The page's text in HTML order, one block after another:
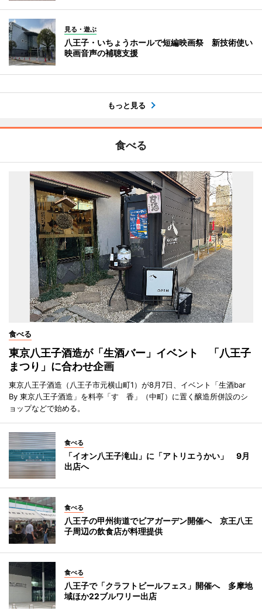
見る・遊ぶ
八王子・いちょうホールで短編映画祭 新技術使い
映画音声の補聴支援
もっと見る
食べる
食べる
東京八王子酒造が「生酒バー」イベント 「八王子
まつり」に合わせ企画
東京八王子酒造（八王子市元横山町1）が8月7日、イベント「生酒bar
By 東京八王子酒造」を料亭「すゞ香」（中町）に置く醸造所併設のシ
ョップなどで始める。
食べる
「イオン八王子滝山」に「アトリエうかい」 9月
出店へ
食べる
八王子の甲州街道でビアガーデン開催へ 京王八王
子周辺の飲食店が料理提供
食べる
八王子で「クラフトビールフェス」開催へ 多摩地
域ほか22ブルワリー出店